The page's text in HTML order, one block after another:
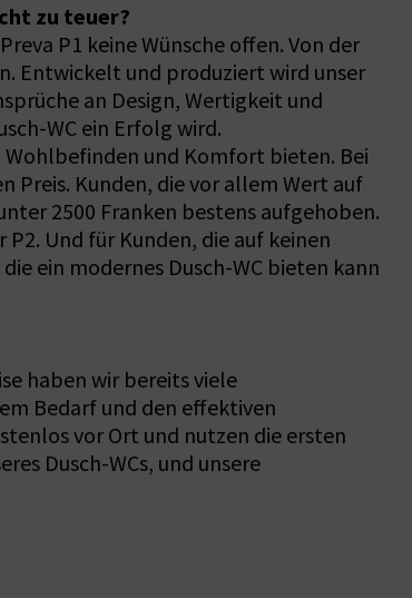
zu teuer?
P1 keine Wünsche offen. Von der
Entwickelt und produziert wird unser
an Design, Wertigkeit und
WC ein Erfolg wird.
Wohlbefinden und Komfort bieten. Bei
Preis. Kunden, die vor allem Wert auf
2500 Franken bestens aufgehoben.
Und für Kunden, die auf keinen
ein modernes Dusch-WC bieten kann
haben wir bereits viele
Bedarf und den effektiven
vor Ort und nutzen die ersten
Dusch-WCs, und unsere